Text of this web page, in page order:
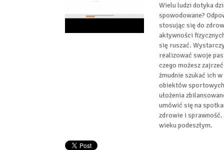
Wielu ludzi dotyka
spowodowane?
stosując się do
aktywności
się ruszać.
realizować swoje
czego możesz
żmudnie szukać ich
obiektów
ułożenia
umówić się na
zdrowie i sprawność.
wieku podeszłym.